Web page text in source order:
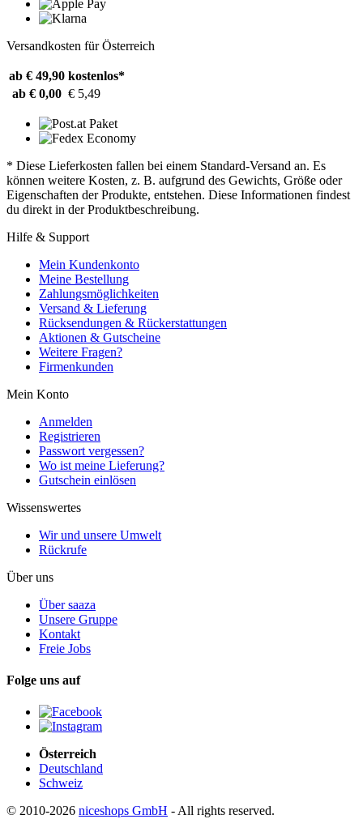
Versandkosten für Österreich
ab € 49,90 kostenlos*
ab € 0,00 € 5,49
* Diese Lieferkosten fallen bei einem Standard-Versand an. Es
können weitere Kosten, z. B. aufgrund des Gewichts, Größe oder
Eigenschaften der Produkte, entstehen. Diese Informationen findest
du direkt in der Produktbeschreibung.
Hilfe & Support
Mein Kundenkonto
Meine Bestellung
Zahlungsmöglichkeiten
Versand & Lieferung
Rücksendungen & Rückerstattungen
Aktionen & Gutscheine
Weitere Fragen?
Firmenkunden
Mein Konto
Anmelden
Registrieren
Passwort vergessen?
Wo ist meine Lieferung?
Gutschein einlösen
Wissenswertes
Wir und unsere Umwelt
Rückrufe
Über uns
Über saaza
Unsere Gruppe
Kontakt
Freie Jobs
Folge uns auf
Österreich
Deutschland
Schweiz
© 2010-2026 niceshops GmbH - All rights reserved.